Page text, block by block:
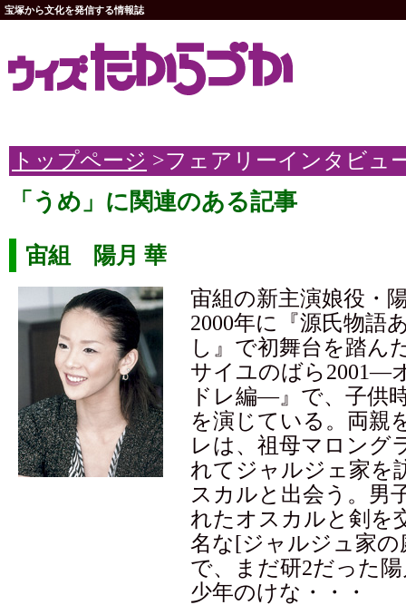
宝塚から文化を発信する情報誌
トップページ >フェアリーインタビュ
「うめ」に関連のある記事
宙組 陽月 華
宙組の新主演娘役・
2000年に『源氏物語
し』で初舞台を踏ん
サイユのばら2001―
ドレ編―』で、子供
を演じている。両親
レは、祖母マロング
れてジャルジェ家を
スカルと出会う。男
れたオスカルと剣を
名な[ジャルジュ家の
で、まだ研2だった
少年のけな・・・